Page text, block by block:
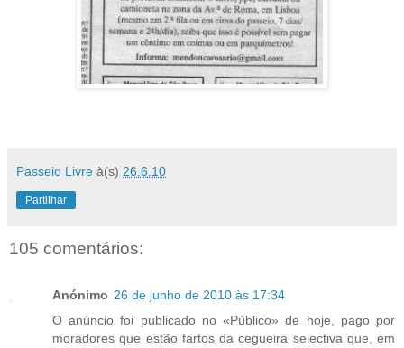
Passeio Livre à(s) 26.6.10
Partilhar
105 comentários:
Anónimo 26 de junho de 2010 às 17:34
O anúncio foi publicado no «Público» de hoje, pago por
moradores que estão fartos da cegueira selectiva que, em